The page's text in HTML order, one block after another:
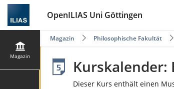
OpenILIAS Uni Göttingen
Magazin
Magazin Philosophische Fakultät
Kurskalender:
Dieser Kurs enthält einen